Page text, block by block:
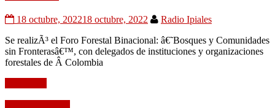
18 octubre, 202218 octubre, 2022
Radio Ipiales
Se realizÃ³ el Foro Forestal Binacional: â€˜Bosques y Comunidades
sin Fronterasâ€™, con delegados de instituciones y organizaciones
forestales de Â Colombia